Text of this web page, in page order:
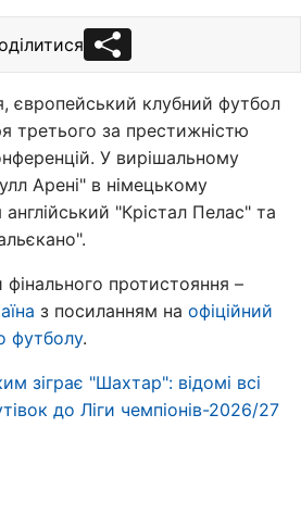
європейський клубний футбол
третього за престижністю
У вирішальному
Арені" в німецькому
"Крістал Пелас" та
фінального протистояння –
з посиланням на офіційний
футболу.
зіграє "Шахтар": відомі всі
до Ліги чемпіонів-2026/27